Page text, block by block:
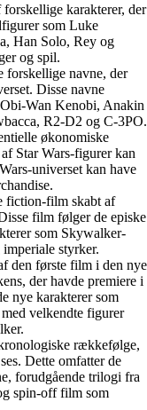
karakterer, der
som Luke
Han Solo, Rey og
og spil.
forskellige navne, der
Disse navne
Wan Kenobi, Anakin
R2-D2 og C-3PO.
økonomiske
Star Wars-figurer kan
universet kan have
fiction-film skabt af
film følger de episke
som Skywalker-
styrker.
den første film i den nye
der havde premiere i
nye karakterer som
velkendte figurer
rækkefølge,
Dette omfatter de
forudgående trilogi fra
spin-off film som